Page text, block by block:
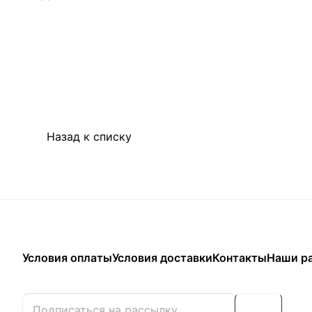
Назад к списку
Условия оплатыУсловия доставкиКонтактыНаши